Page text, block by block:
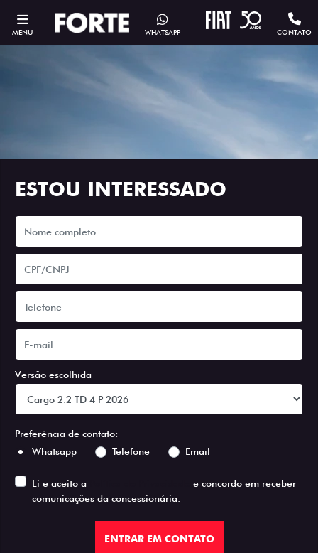
MENU CONTATO
WHATSAPP
ESTOU INTERESSADO
Versão escolhida
Preferência de contato:
Whatsapp
Telefone Email
Li e aceito a
e concordo em receber
comunicações da concessionária.
ENTRAR EM CONTATO